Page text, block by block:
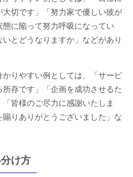
切です」「努力家で優しい彼が
に陥って努力呼吸になってい
とどうなりますか」などがあり
かりやすい例としては、「サービ
存です」「企画を成功させるた
皆様のご尽力に感謝いたしま
りありがとうございました」な
け方